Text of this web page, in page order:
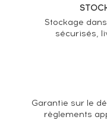
Stockage
sécurisés,
Garantie sur le
règlements